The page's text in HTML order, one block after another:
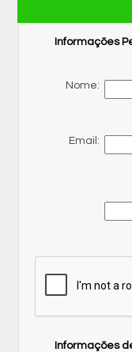
Informações
Nome:
Email:
Informações